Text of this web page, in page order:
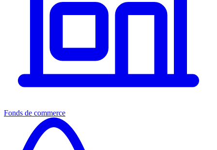
Fonds de commerce